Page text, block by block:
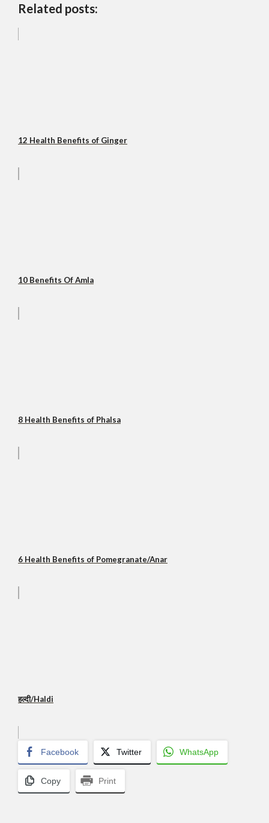
Related posts:
12 Health Benefits of Ginger
10 Benefits Of Amla
8 Health Benefits of Phalsa
6 Health Benefits of Pomegranate/Anar
हल्दी/Haldi
Facebook Twitter WhatsApp
Copy Print